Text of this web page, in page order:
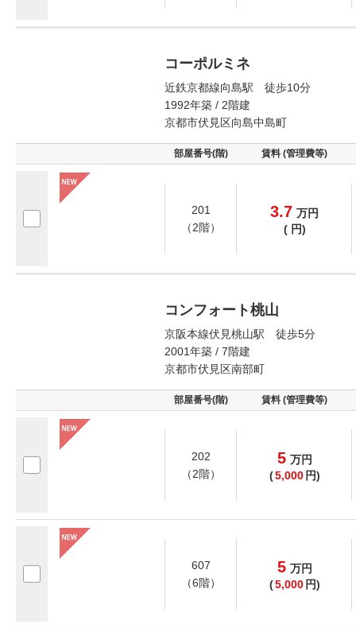
コーポルミネ
近鉄京都線向島駅 徒歩10分
1992年築 / 2階建
京都市伏見区向島中島町
部屋番号(階) 賃料 (管理費等)
201
（2階）
3.7 万円
( 円)
コンフォート桃山
京阪本線伏見桃山駅 徒歩5分
2001年築 / 7階建
京都市伏見区南部町
部屋番号(階) 賃料 (管理費等)
202
（2階）
5 万円
(5,000 円)
607
（6階）
5 万円
(5,000 円)